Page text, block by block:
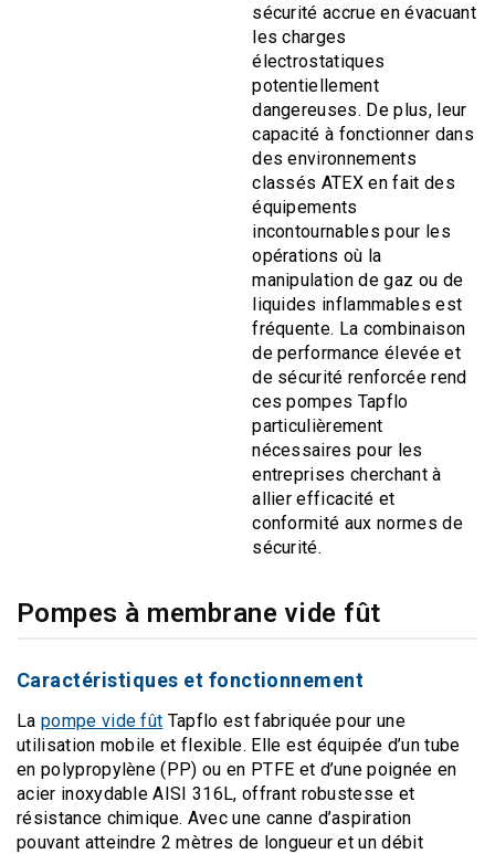
sécurité accrue en évacuant
les charges
électrostatiques
potentiellement
dangereuses. De plus, leur
capacité à fonctionner dans
des environnements
classés ATEX en fait des
équipements
incontournables pour les
opérations où la
manipulation de gaz ou de
liquides inflammables est
fréquente. La combinaison
de performance élevée et
de sécurité renforcée rend
ces pompes Tapflo
particulièrement
nécessaires pour les
entreprises cherchant à
allier efficacité et
conformité aux normes de
sécurité.
Pompes à membrane vide fût
Caractéristiques et fonctionnement
La pompe vide fût Tapflo est fabriquée pour une
utilisation mobile et flexible. Elle est équipée d’un tube
en polypropylène (PP) ou en PTFE et d’une poignée en
acier inoxydable AISI 316L, offrant robustesse et
résistance chimique. Avec une canne d’aspiration
pouvant atteindre 2 mètres de longueur et un débit